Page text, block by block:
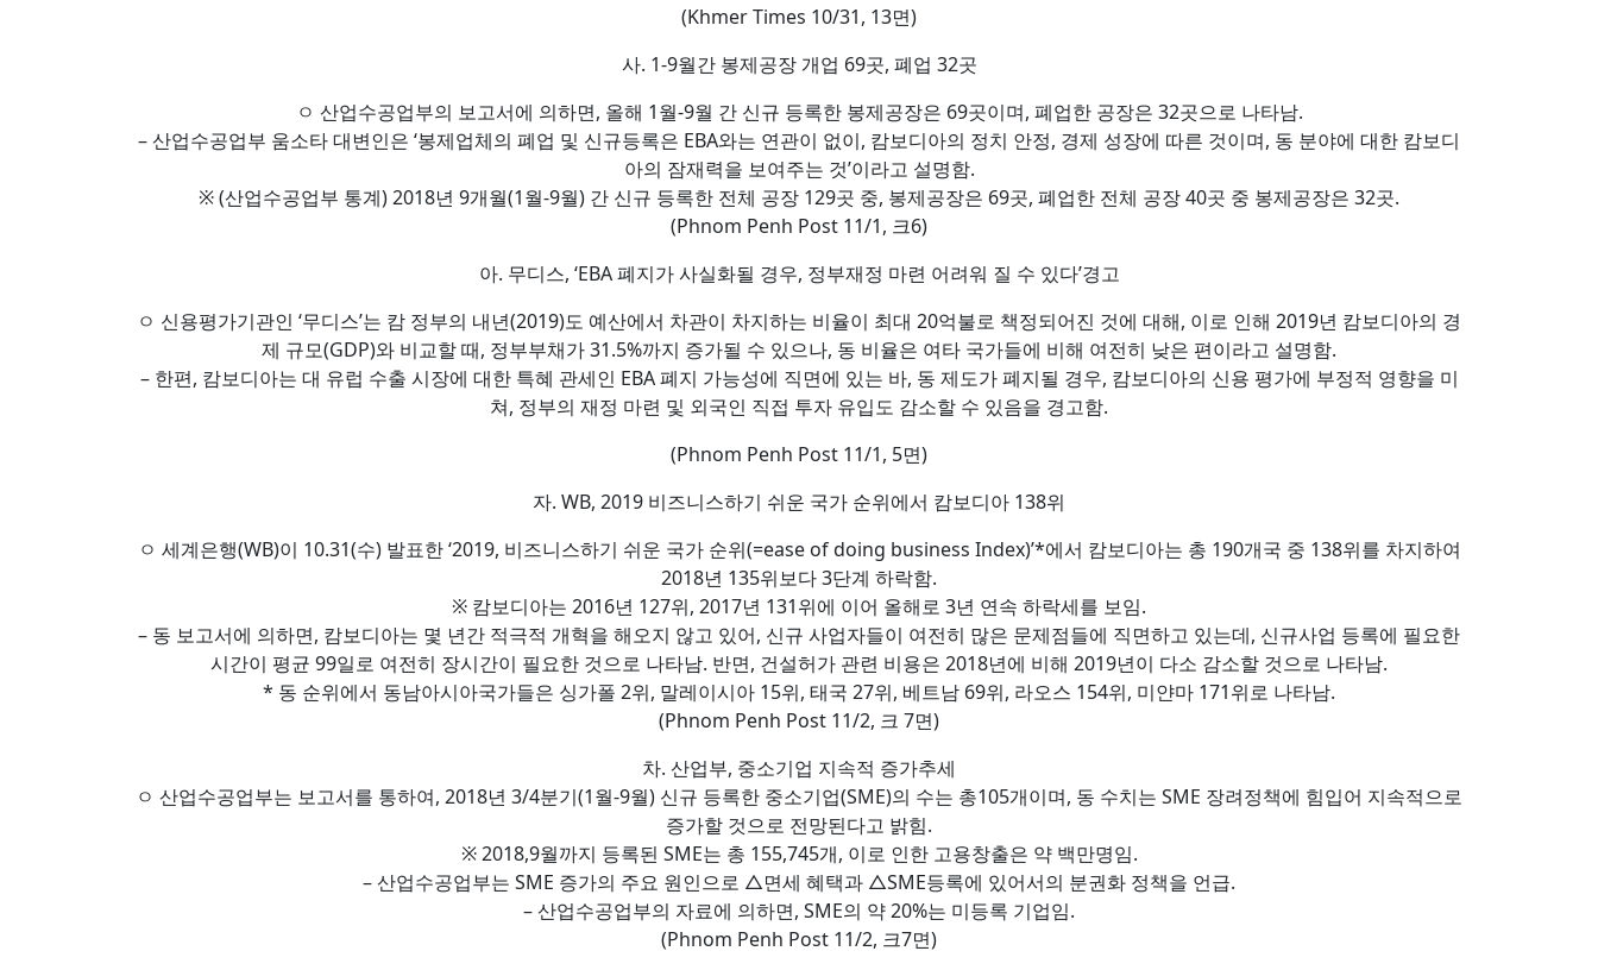
(Khmer Times 10/31, 13면)
사. 1-9월간 봉제공장 개업 69곳, 폐업 32곳
ㅇ 산업수공업부의 보고서에 의하면, 올해 1월-9월 간 신규 등록한 봉제공장은 69곳이며, 폐업한 공장은 32곳으로 나타남.
– 산업수공업부 움소타 대변인은 ‘봉제업체의 폐업 및 신규등록은 EBA와는 연관이 없이, 캄보디아의 정치 안정, 경제 성장에 따른 것이며, 동 분야에 대한 캄보디
아의 잠재력을 보여주는 것’이라고 설명함.
※ (산업수공업부 통계) 2018년 9개월(1월-9월) 간 신규 등록한 전체 공장 129곳 중, 봉제공장은 69곳, 폐업한 전체 공장 40곳 중 봉제공장은 32곳.
(Phnom Penh Post 11/1, 크6)
아. 무디스, ‘EBA 폐지가 사실화될 경우, 정부재정 마련 어려워 질 수 있다’경고
ㅇ 신용평가기관인 ‘무디스’는 캄 정부의 내년(2019)도 예산에서 차관이 차지하는 비율이 최대 20억불로 책정되어진 것에 대해, 이로 인해 2019년 캄보디아의 경
제 규모(GDP)와 비교할 때, 정부부채가 31.5%까지 증가될 수 있으나, 동 비율은 여타 국가들에 비해 여전히 낮은 편이라고 설명함.
– 한편, 캄보디아는 대 유럽 수출 시장에 대한 특혜 관세인 EBA 폐지 가능성에 직면에 있는 바, 동 제도가 폐지될 경우, 캄보디아의 신용 평가에 부정적 영향을 미
쳐, 정부의 재정 마련 및 외국인 직접 투자 유입도 감소할 수 있음을 경고함.
(Phnom Penh Post 11/1, 5면)
자. WB, 2019 비즈니스하기 쉬운 국가 순위에서 캄보디아 138위
ㅇ 세계은행(WB)이 10.31(수) 발표한 ‘2019, 비즈니스하기 쉬운 국가 순위(=ease of doing business Index)’*에서 캄보디아는 총 190개국 중 138위를 차지하여
2018년 135위보다 3단계 하락함.
※ 캄보디아는 2016년 127위, 2017년 131위에 이어 올해로 3년 연속 하락세를 보임.
– 동 보고서에 의하면, 캄보디아는 몇 년간 적극적 개혁을 해오지 않고 있어, 신규 사업자들이 여전히 많은 문제점들에 직면하고 있는데, 신규사업 등록에 필요한
시간이 평균 99일로 여전히 장시간이 필요한 것으로 나타남. 반면, 건설허가 관련 비용은 2018년에 비해 2019년이 다소 감소할 것으로 나타남.
* 동 순위에서 동남아시아국가들은 싱가폴 2위, 말레이시아 15위, 태국 27위, 베트남 69위, 라오스 154위, 미얀마 171위로 나타남.
(Phnom Penh Post 11/2, 크 7면)
차. 산업부, 중소기업 지속적 증가추세
ㅇ 산업수공업부는 보고서를 통하여, 2018년 3/4분기(1월-9월) 신규 등록한 중소기업(SME)의 수는 총105개이며, 동 수치는 SME 장려정책에 힘입어 지속적으로
증가할 것으로 전망된다고 밝힘.
※ 2018,9월까지 등록된 SME는 총 155,745개, 이로 인한 고용창출은 약 백만명임.
– 산업수공업부는 SME 증가의 주요 원인으로 △면세 혜택과 △SME등록에 있어서의 분권화 정책을 언급.
– 산업수공업부의 자료에 의하면, SME의 약 20%는 미등록 기업임.
(Phnom Penh Post 11/2, 크7면)